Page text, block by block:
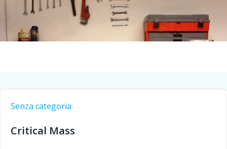
Senza categoria
Critical Mass